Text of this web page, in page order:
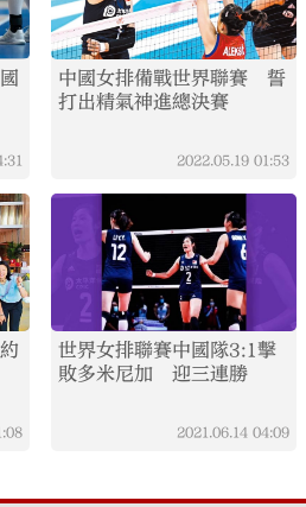
中國女排備戰世界聯賽 誓
打出精氣神進總決賽
2022.05.19 01:53
世界女排聯賽中國隊3:1擊
敗多米尼加 迎三連勝
2021.06.14 04:09